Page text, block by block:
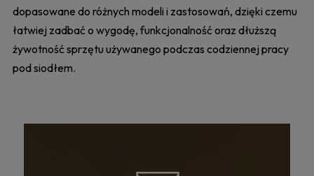
dopasowane do różnych modeli i zastosowań, dzięki czemu
łatwiej zadbać o wygodę, funkcjonalność oraz dłuższą
żywotność sprzętu używanego podczas codziennej pracy
pod siodłem.